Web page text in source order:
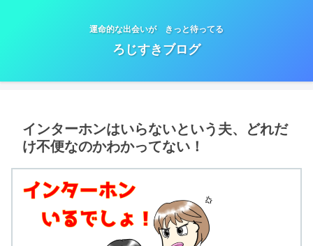
運命的な出会いが きっと待ってる
ろじすきブログ
インターホンはいらないという夫、どれだ
け不便なのかわかってない！